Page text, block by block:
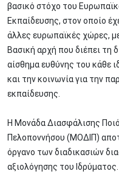
βασικό στόχο του
Εκπαίδευσης, στον οποίο
άλλες ευρωπαϊκές χώρες,
Βασική αρχή που διέπει τη
αίσθημα ευθύνης του κάθε
και την κοινωνία για την
εκπαίδευσης.
Η Μονάδα Διασφάλισης
Πελοποννήσου (ΜΟΔΙΠ)
όργανο των διαδικασιών
αξιολόγησης του Ιδρύματος.